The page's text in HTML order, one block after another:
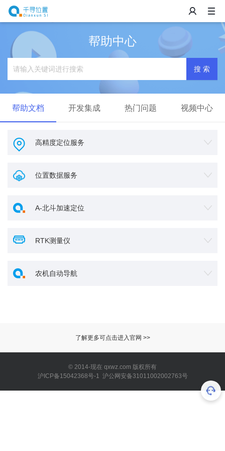
帮助中心
搜 索
帮助文档 开发集成 热门问题 视频中心
高精度定位服务
位置数据服务
A-北斗加速定位
RTK测量仪
农机自动导航
了解更多可点击进入官网 >>
© 2014-现在 qxwz.com 版权所有
沪ICP备15042368号-1 沪公网安备31011002002763号